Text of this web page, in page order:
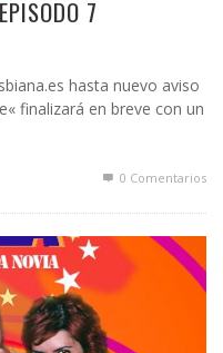
7
hasta nuevo aviso
finalizará en breve con un
0 Comentarios